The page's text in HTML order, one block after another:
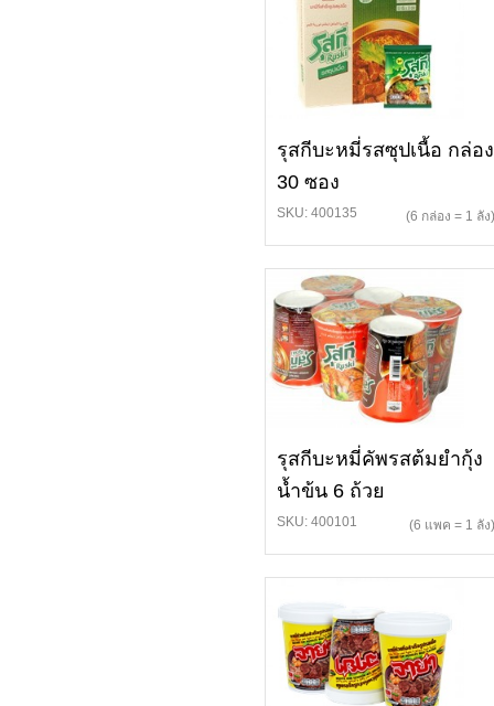
รุสกีบะหมี่รสซุปเนื้อ กล่อง
30 ซอง
SKU: 400135 (6 กล่อง = 1 ลัง)
รุสกีบะหมี่คัพรสต้มยำกุ้ง
น้ำข้น 6 ถ้วย
SKU: 400101 (6 แพค = 1 ลัง)